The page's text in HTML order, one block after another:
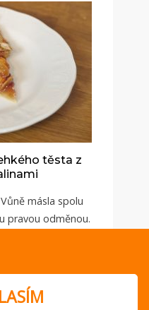
těsta z
másla spolu
pravou odměnou.